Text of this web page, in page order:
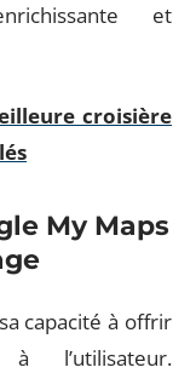
et
croisière
My Maps
capacité à offrir
l’utilisateur.